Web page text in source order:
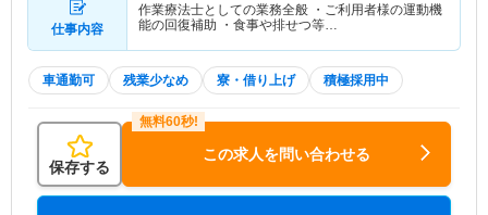
仕事内容
作業療法士としての業務全般 ・ご利用者様の運動機
能の回復補助 ・食事や排せつ等…
車通勤可 残業少なめ 寮・借り上げ 積極採用中
保存する
この求人を問い合わせる